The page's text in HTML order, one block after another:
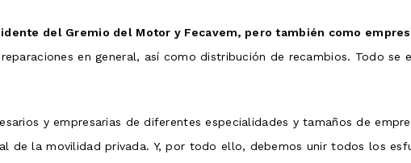
del Gremio del Motor y Fecavem, pero también como
en general, así como distribución de recambios. Todo se
y empresarias de diferentes especialidades y tamaños de
de la movilidad privada. Y, por todo ello, debemos unir todos los